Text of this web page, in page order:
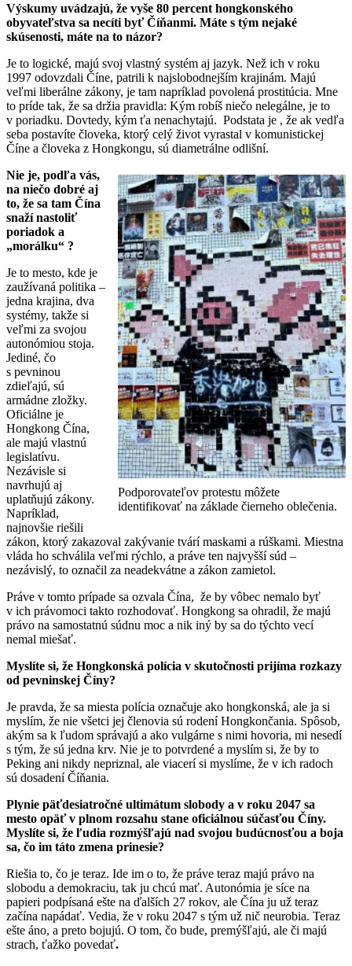
Výskumy uvádzajú, že vyše 80 percent hongkonského
obyvateľstva sa necíti byť Číňanmi. Máte s tým nejaké
skúsenosti, máte na to názor?
Je to logické, majú svoj vlastný systém aj jazyk. Než ich v roku
1997 odovzdali Číne, patrili k najslobodnejším krajinám. Majú
veľmi liberálne zákony, je tam napríklad povolená prostitúcia. Mne
to príde tak, že sa držia pravidla: Kým robíš niečo nelegálne, je to
v poriadku. Dovtedy, kým ťa nenachytajú. Podstata je , že ak vedľa
seba postavíte človeka, ktorý celý život vyrastal v komunistickej
Číne a človeka z Hongkongu, sú diametrálne odlišní.
Podporovateľov protestu môžete
identifikovať na základe čierneho oblečenia.
Nie je, podľa vás,
na niečo dobré aj
to, že sa tam Čína
snaží nastoliť
poriadok a
„morálku“ ?
Je to mesto, kde je
zaužívaná politika –
jedna krajina, dva
systémy, takže si
veľmi za svojou
autonómiou stoja.
Jediné, čo
s pevninou
zdieľajú, sú
armádne zložky.
Oficiálne je
Hongkong Čína,
ale majú vlastnú
legislatívu.
Nezávisle si
navrhujú aj
uplatňujú zákony.
Napríklad,
najnovšie riešili
zákon, ktorý zakazoval zakývanie tvárí maskami a rúškami. Miestna
vláda ho schválila veľmi rýchlo, a práve ten najvyšší súd –
nezávislý, to označil za neadekvátne a zákon zamietol.
Práve v tomto prípade sa ozvala Čína, že by vôbec nemalo byť
v ich právomoci takto rozhodovať. Hongkong sa ohradil, že majú
právo na samostatnú súdnu moc a nik iný by sa do týchto vecí
nemal miešať.
Myslíte si, že Hongkonská polícia v skutočnosti prijíma rozkazy
od pevninskej Číny?
Je pravda, že sa miesta polícia označuje ako hongkonská, ale ja si
myslím, že nie všetci jej členovia sú rodení Hongkončania. Spôsob,
akým sa k ľudom správajú a ako vulgárne s nimi hovoria, mi nesedí
s tým, že sú jedna krv. Nie je to potvrdené a myslím si, že by to
Peking ani nikdy nepriznal, ale viacerí si myslíme, že v ich radoch
sú dosadení Číňania.
Plynie päťdesiatročné ultimátum slobody a v roku 2047 sa
mesto opäť v plnom rozsahu stane oficiálnou súčasťou Číny.
Myslíte si, že ľudia rozmýšľajú nad svojou budúcnosťou a boja
sa, čo im táto zmena prinesie?
Riešia to, čo je teraz. Ide im o to, že práve teraz majú právo na
slobodu a demokraciu, tak ju chcú mať. Autonómia je síce na
papieri podpísaná ešte na ďalších 27 rokov, ale Čína ju už teraz
začína napádať. Vedia, že v roku 2047 s tým už nič neurobia. Teraz
ešte áno, a preto bojujú. O tom, čo bude, premýšľajú, ale či majú
strach, ťažko povedať.